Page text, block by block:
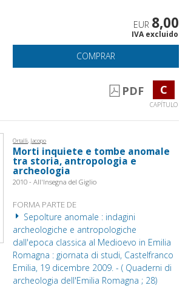
EUR 8,00
IVA excluido
COMPRAR
PDF C
CAPÍTULO
Ortalli, Jacopo
Morti inquiete e tombe anomale
tra storia, antropologia e
archeologia
2010 - All'Insegna del Giglio
FORMA PARTE DE
Sepolture anomale : indagini
archeologiche e antropologiche
dall'epoca classica al Medioevo in Emilia
Romagna : giornata di studi, Castelfranco
Emilia, 19 dicembre 2009. - ( Quaderni di
archeologia dell'Emilia Romagna ; 28)